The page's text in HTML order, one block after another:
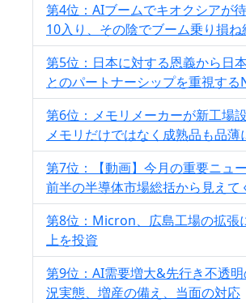
第4位：AIブームでキオクシアが
10入り、その陰でブーム乗り損
第5位：日本に対する恩義から日
とのパートナーシップを重視する
第6位：メモリメーカーが新工場設
メモリだけではなく成熟品も品薄
第7位：【動画】今月の重要ニュ
前半の半導体市場総括から見えて
第8位：Micron、広島工場の拡張
上を投資
第9位：AI需要増大&先行き不透
況実態、増産の備え、当面の対応